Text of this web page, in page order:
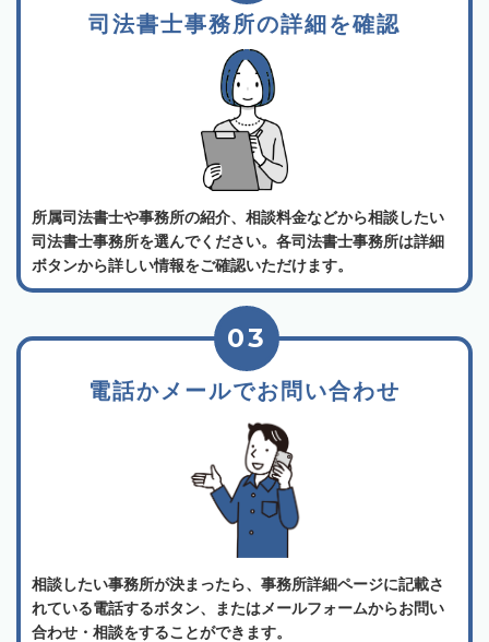
司法書士事務所の詳細を確認
所属司法書士や事務所の紹介、相談料金などから相談したい
司法書士事務所を選んでください。各司法書士事務所は詳細
ボタンから詳しい情報をご確認いただけます。
電話かメールでお問い合わせ
03
相談したい事務所が決まったら、事務所詳細ページに記載さ
れている電話するボタン、またはメールフォームからお問い
合わせ・相談をすることができます。